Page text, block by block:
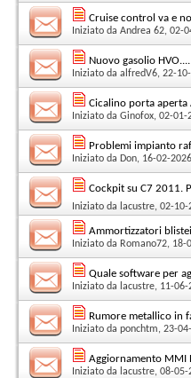
Cruise control va e
Iniziato da Andrea 62, 02-
Nuovo gasolio HVO....
Iniziato da alfredV6, 22-
Cicalino porta aperta
Iniziato da Ginofox, 02-01-
Problemi impianto
Iniziato da Don, 16-02-
Cockpit su C7 2011.
Iniziato da lacustre, 02-10-
Ammortizzatori
Iniziato da Romano72, 18-
Quale software per
Iniziato da lacustre, 11-06-
Rumore metallico in
Iniziato da ponchtm, 23-
Aggiornamento MMI
Iniziato da lacustre, 08-05-